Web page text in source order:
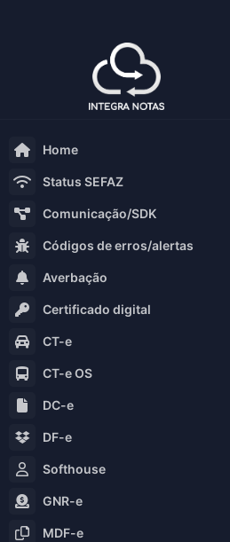
Home
Status SEFAZ
Comunicação/SDK
Códigos de erros/alertas
Averbação
Certificado digital
CT-e
CT-e OS
DC-e
DF-e
Softhouse
GNR-e
MDF-e